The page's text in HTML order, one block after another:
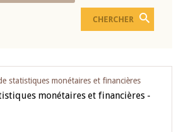
statistiques monétaires et financières
monétaires et financières -